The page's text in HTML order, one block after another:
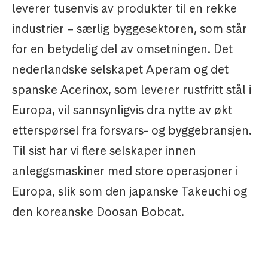
leverer tusenvis av produkter til en rekke
industrier – særlig byggesektoren, som står
for en betydelig del av omsetningen. Det
nederlandske selskapet Aperam og det
spanske Acerinox, som leverer rustfritt stål i
Europa, vil sannsynligvis dra nytte av økt
etterspørsel fra forsvars- og byggebransjen.
Til sist har vi flere selskaper innen
anleggsmaskiner med store operasjoner i
Europa, slik som den japanske Takeuchi og
den koreanske Doosan Bobcat.